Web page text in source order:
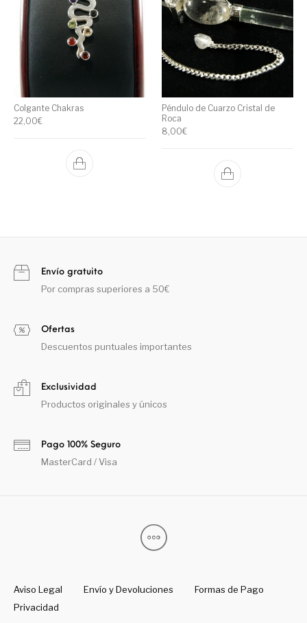
Colgante Chakras
22,00€
Péndulo de Cuarzo Cristal de
Roca
8,00€
Envío gratuito
Por compras superiores a 50€
Ofertas
Descuentos puntuales importantes
Exclusividad
Productos originales y únicos
Pago 100% Seguro
MasterCard / Visa
Aviso Legal Envío y Devoluciones
Formas de Pago
Privacidad